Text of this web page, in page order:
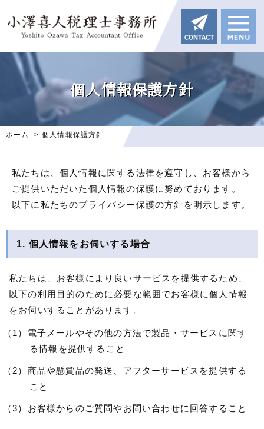
個人情報保護方針
ホーム > 個人情報保護方針
私たちは、個人情報に関する法律を遵守し、お客様から
ご提供いただいた個人情報の保護に努めております。
以下に私たちのプライバシー保護の方針を明示します。
1. 個人情報をお伺いする場合
私たちは、お客様により良いサービスを提供するため、
以下の利用目的のために必要な範囲でお客様に個人情報
をお伺いすることがあります。
（1）電子メールやその他の方法で製品・サービスに関す
る情報を提供すること
（2）商品や懸賞品の発送、アフターサービスを提供する
こと
（3）お客様からのご質問やお問い合わせに回答すること